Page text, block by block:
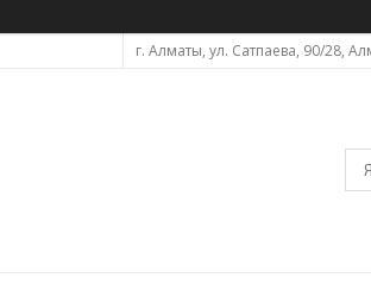
г. Алматы, ул. Сатпаева, 90/28,